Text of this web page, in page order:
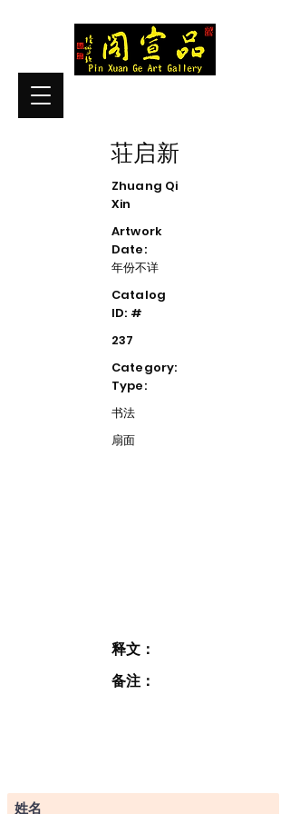
荘启新
Zhuang Qi
Xin
Artwork
Date:
年份不详
Catalog
ID: #
237
Category:
Type:
书法
扇面
释文：
备注：